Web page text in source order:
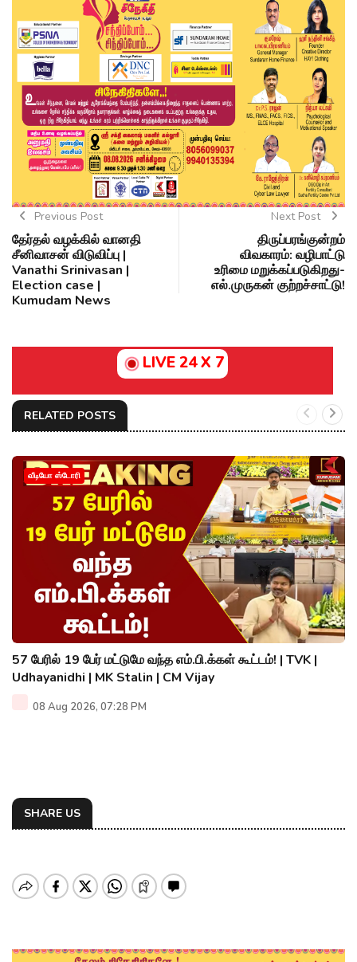
Previous Post
தேர்தல் வழக்கில் வானதி
சீனிவாசன் விடுவிப்பு |
Vanathi Srinivasan |
Election case |
Kumudam News
Next Post
திருப்பரங்குன்றம்
விவகாரம்: வழிபாட்டு
உரிமை மறுக்கப்படுகிறது-
எல்.முருகன் குற்றச்சாட்டு!
LIVE 24 X 7
RELATED POSTS
வீடியோ ஸ்டோரி
57 பேரில் 19 பேர் மட்டுமே வந்த எம்.பி.க்கள் கூட்டம்! | TVK |
Udhayanidhi | MK Stalin | CM Vijay
08 Aug 2026, 07:28 PM
SHARE US